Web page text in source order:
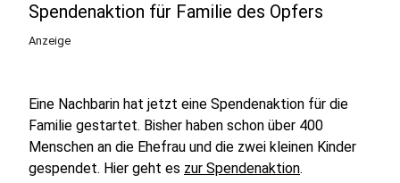
Spendenaktion für Familie des Opfers
Anzeige
Eine Nachbarin hat jetzt eine Spendenaktion für die
Familie gestartet. Bisher haben schon über 400
Menschen an die Ehefrau und die zwei kleinen Kinder
gespendet. Hier geht es zur Spendenaktion.